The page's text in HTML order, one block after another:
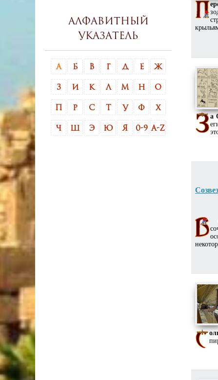
а
Алфавитный
указатель
А Б В Г Д Е Ж
З И К Л М Н О
Р С Т У Ф Х
Ч Э Ю Я 0-9 A-Z